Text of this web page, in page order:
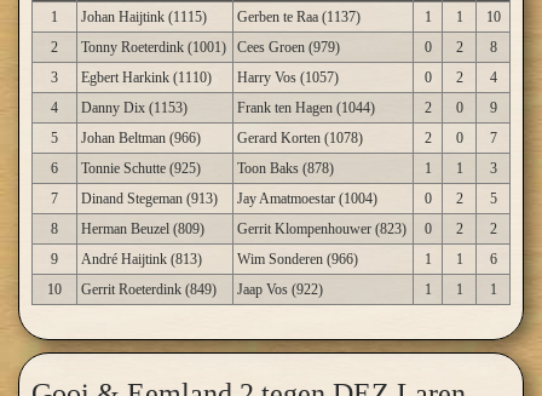
1
Johan Haijtink (1115) Gerben te Raa (1137) 1 1
10
2
Tonny Roeterdink (1001) Cees Groen (979) 0 2
8
3
Egbert Harkink (1110) Harry Vos (1057) 0 2
4
4
Danny Dix (1153) Frank ten Hagen (1044) 2 0
9
5
Johan Beltman (966) Gerard Korten (1078) 2 0
7
6
Tonnie Schutte (925) Toon Baks (878) 1 1
3
7
Dinand Stegeman (913) Jay Amatmoestar (1004) 0 2
5
8
Herman Beuzel (809) Gerrit Klompenhouwer (823) 0 2
2
9
André Haijtink (813) Wim Sonderen (966) 1 1
6
10
Gerrit Roeterdink (849) Jaap Vos (922) 1 1 1